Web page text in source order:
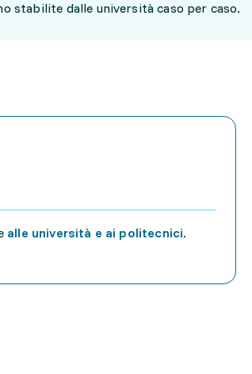
stabilite dalle università caso per caso.
alle università e ai politecnici.